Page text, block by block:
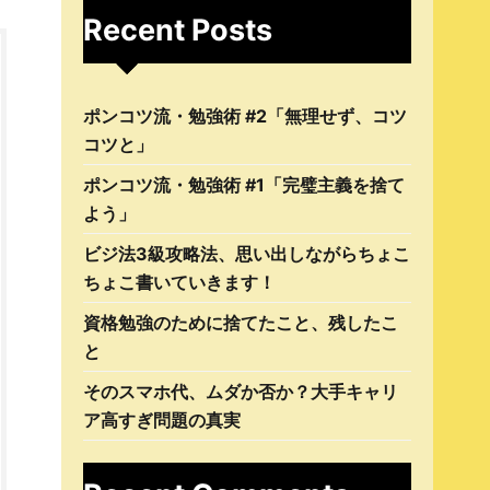
Recent Posts
ポンコツ流・勉強術 #2「無理せず、コツ
コツと」
ポンコツ流・勉強術 #1「完璧主義を捨て
よう」
ビジ法3級攻略法、思い出しながらちょこ
ちょこ書いていきます！
資格勉強のために捨てたこと、残したこ
と
そのスマホ代、ムダか否か？大手キャリ
ア高すぎ問題の真実